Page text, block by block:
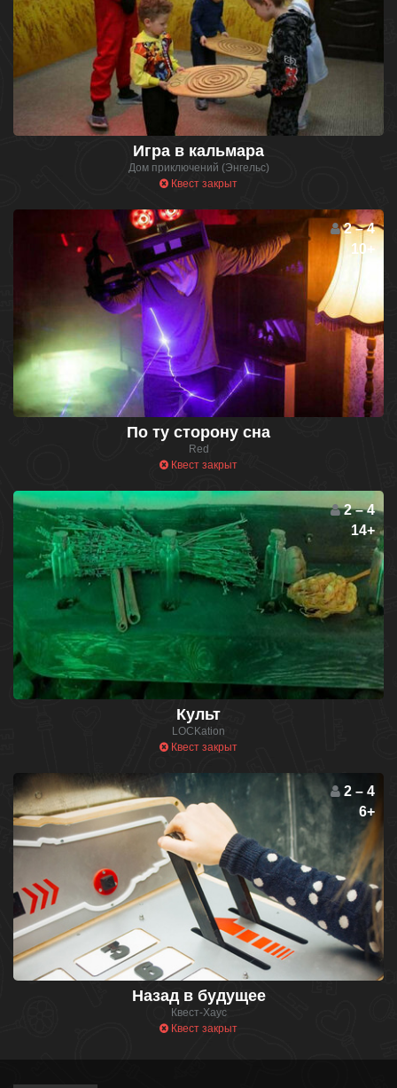
Игра в кальмара
Дом приключений (Энгельс)
Квест закрыт
2 – 4
10+
По ту сторону сна
Red
Квест закрыт
2 – 4
14+
Культ
LOCKation
Квест закрыт
2 – 4
6+
Назад в будущее
Квест-Хаус
Квест закрыт